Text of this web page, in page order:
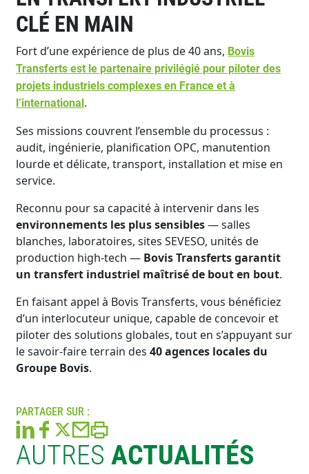
CLÉ EN MAIN
Fort d’une expérience de plus de 40 ans, Bovis
Transferts est le partenaire privilégié pour piloter des
projets industriels complexes en France et à
l’international.
Ses missions couvrent l’ensemble du processus :
audit, ingénierie, planification OPC, manutention
lourde et délicate, transport, installation et mise en
service.
Reconnu pour sa capacité à intervenir dans les
environnements les plus sensibles— salles
blanches, laboratoires, sites SEVESO, unités de
production high-tech — Bovis Transferts garantit
un transfert industriel maîtrisé de bout en bout.
En faisant appel à Bovis Transferts, vous bénéficiez
d’un interlocuteur unique, capable de concevoir et
piloter des solutions globales, tout en s’appuyant sur
le savoir-faire terrain des40 agences locales du
Groupe Bovis.
PARTAGER SUR :
AUTRESACTUALITÉS